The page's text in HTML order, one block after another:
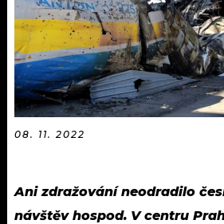
KULTURA
MIX
OSTATNÍ
08. 11. 2022
Ani zdražování neodradilo
návštěv hospod. V centru